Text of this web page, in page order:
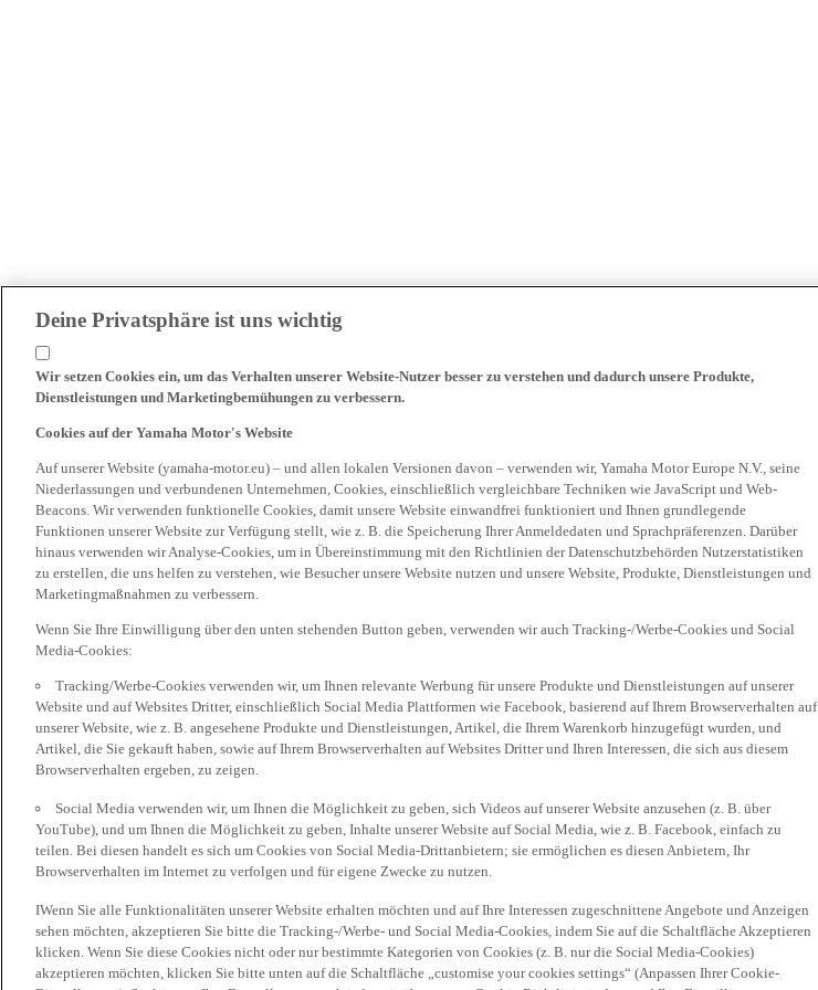
Deine Privatsphäre ist uns wichtig
Wir setzen Cookies ein, um das Verhalten unserer Website-Nutzer besser zu verstehen und dadurch unsere Produkte,
Dienstleistungen und Marketingbemühungen zu verbessern.
Cookies auf der Yamaha Motor's Website
Auf unserer Website (yamaha-motor.eu) – und allen lokalen Versionen davon – verwenden wir, Yamaha Motor Europe N.V., seine
Niederlassungen und verbundenen Unternehmen, Cookies, einschließlich vergleichbare Techniken wie JavaScript und Web-
Beacons. Wir verwenden funktionelle Cookies, damit unsere Website einwandfrei funktioniert und Ihnen grundlegende
Funktionen unserer Website zur Verfügung stellt, wie z. B. die Speicherung Ihrer Anmeldedaten und Sprachpräferenzen. Darüber
hinaus verwenden wir Analyse-Cookies, um in Übereinstimmung mit den Richtlinien der Datenschutzbehörden Nutzerstatistiken
zu erstellen, die uns helfen zu verstehen, wie Besucher unsere Website nutzen und unsere Website, Produkte, Dienstleistungen und
Marketingmaßnahmen zu verbessern.
Wenn Sie Ihre Einwilligung über den unten stehenden Button geben, verwenden wir auch Tracking-/Werbe-Cookies und Social
Media-Cookies:
Tracking/Werbe-Cookies verwenden wir, um Ihnen relevante Werbung für unsere Produkte und Dienstleistungen auf unserer
Website und auf Websites Dritter, einschließlich Social Media Plattformen wie Facebook, basierend auf Ihrem Browserverhalten auf
unserer Website, wie z. B. angesehene Produkte und Dienstleistungen, Artikel, die Ihrem Warenkorb hinzugefügt wurden, und
Artikel, die Sie gekauft haben, sowie auf Ihrem Browserverhalten auf Websites Dritter und Ihren Interessen, die sich aus diesem
Browserverhalten ergeben, zu zeigen.
Social Media verwenden wir, um Ihnen die Möglichkeit zu geben, sich Videos auf unserer Website anzusehen (z. B. über
YouTube), und um Ihnen die Möglichkeit zu geben, Inhalte unserer Website auf Social Media, wie z. B. Facebook, einfach zu
teilen. Bei diesen handelt es sich um Cookies von Social Media-Drittanbietern; sie ermöglichen es diesen Anbietern, Ihr
Browserverhalten im Internet zu verfolgen und für eigene Zwecke zu nutzen.
IWenn Sie alle Funktionalitäten unserer Website erhalten möchten und auf Ihre Interessen zugeschnittene Angebote und Anzeigen
sehen möchten, akzeptieren Sie bitte die Tracking-/Werbe- und Social Media-Cookies, indem Sie auf die Schaltfläche Akzeptieren
klicken. Wenn Sie diese Cookies nicht oder nur bestimmte Kategorien von Cookies (z. B. nur die Social Media-Cookies)
akzeptieren möchten, klicken Sie bitte unten auf die Schaltfläche „customise your cookies settings“ (Anpassen Ihrer Cookie-